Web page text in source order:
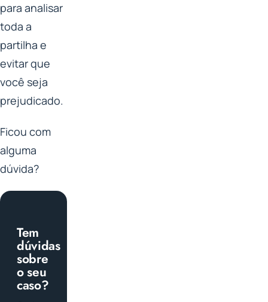
para analisar
toda a
partilha e
evitar que
você seja
prejudicado.
Ficou com
alguma
dúvida?
Tem
dúvidas
sobre
o seu
caso?